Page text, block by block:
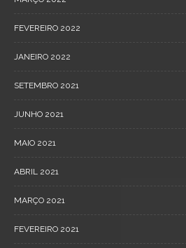
FEVEREIRO 2022
JANEIRO 2022
SETEMBRO 2021
JUNHO 2021
MAIO 2021
ABRIL 2021
MARÇO 2021
FEVEREIRO 2021